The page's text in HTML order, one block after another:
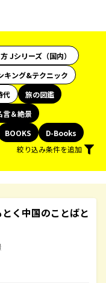
Jシリーズ（国内）
キング&テクニック
代
旅の図鑑
言＆絶景
BOOKS
D-Books
絞り込み条件を追加
く中国のことばと